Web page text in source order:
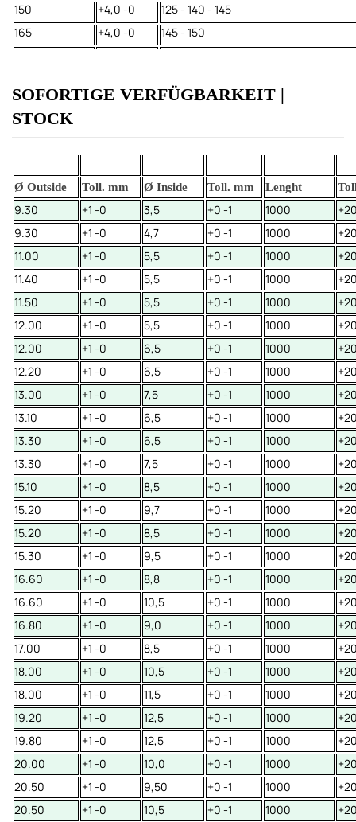
150
+4,0 -0
125 - 140 - 145
165
+4,0 -0 145 - 150
SOFORTIGE VERFÜGBARKEIT |
STOCK
Ø Outside Toll. mm Ø Inside Toll. mm Lenght
9.30 +1 -0 3,5 +0 -1 1000
9.30
+1 -0 4,7 +0 -1 1000
11.00
+1 -0 5,5 +0 -1 1000
11.40
+1 -0 5,5 +0 -1 1000
11.50
+1 -0 5,5 +0 -1 1000
12.00
+1 -0 5,5 +0 -1 1000
12.00
+1 -0 6,5 +0 -1 1000
12.20
+1 -0 6,5 +0 -1 1000
13.00
+1 -0 7,5 +0 -1 1000
13.10
+1 -0 6,5 +0 -1 1000
13.30
+1 -0 6,5 +0 -1 1000
13.30
+1 -0 7,5 +0 -1 1000
15.10
+1 -0 8,5 +0 -1 1000
15.20
+1 -0 9,7 +0 -1 1000
15.20
+1 -0 8,5 +0 -1 1000
15.30
+1 -0 9,5 +0 -1 1000
16.60
+1 -0 8,8 +0 -1 1000
16.60
+1 -0 10,5 +0 -1 1000
16.80
+1 -0 9,0 +0 -1 1000
17.00
+1 -0 8,5 +0 -1 1000
18.00
+1 -0 10,5 +0 -1 1000
18.00
+1 -0 11,5 +0 -1 1000
19.20
+1 -0 12,5 +0 -1 1000
19.80
+1 -0 12,5 +0 -1 1000
20.00
+1 -0 10,0 +0 -1 1000
20.50
+1 -0 9,50 +0 -1 1000
20.50
+1 -0 10,5 +0 -1 1000